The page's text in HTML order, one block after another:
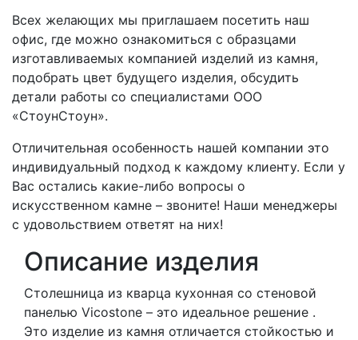
Всех желающих мы приглашаем посетить наш
офис, где можно ознакомиться с образцами
изготавливаемых компанией изделий из камня,
подобрать цвет будущего изделия, обсудить
детали работы со специалистами ООО
«СтоунСтоун».
Отличительная особенность нашей компании это
индивидуальный подход к каждому клиенту. Если у
Вас остались какие-либо вопросы о
искусственном камне – звоните! Наши менеджеры
с удовольствием ответят на них!
Описание изделия
Столешница из кварца кухонная со стеновой
панелью Vicostone – это идеальное решение .
Это изделие из камня отличается стойкостью и